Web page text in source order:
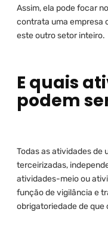
Assim, ela pode focar
contrata uma empresa
este outro setor inteiro.
E quais
podem
Todas as atividades de
terceirizadas,
atividades-meio ou
função de vigilância e
obrigatoriedade de que